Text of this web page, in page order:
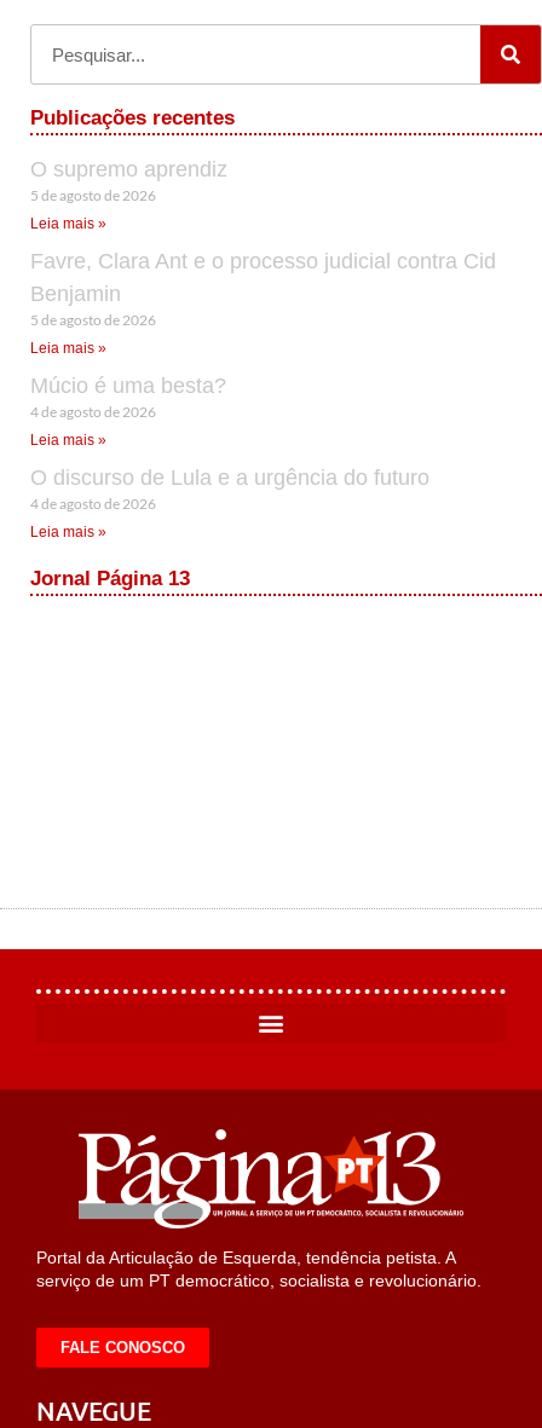
Publicações recentes
O supremo aprendiz
5 de agosto de 2026
Leia mais »
Favre, Clara Ant e o processo judicial contra Cid
Benjamin
5 de agosto de 2026
Leia mais »
Múcio é uma besta?
4 de agosto de 2026
Leia mais »
O discurso de Lula e a urgência do futuro
4 de agosto de 2026
Leia mais »
Jornal Página 13
Portal da Articulação de Esquerda, tendência petista. A
serviço de um PT democrático, socialista e revolucionário.
FALE CONOSCO
NAVEGUE